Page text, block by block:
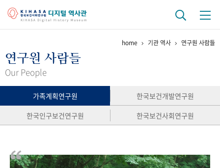
걸어온 길 기관 변천사
연구 역사
정책과 연구 키워드로 보는 연구 역사
연구자들
간행물 변천사
기록물 아카이브
home 기관 역사 연구원 사람들
연구원 사람들
Our People
가족계획연구원
한국보건개발연구원
한국인구보건연구원
한국보건사회연구원